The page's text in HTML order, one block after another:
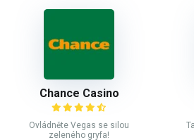
Chance Casino
Ovládněte Vegas se silou
zeleného gryfa!